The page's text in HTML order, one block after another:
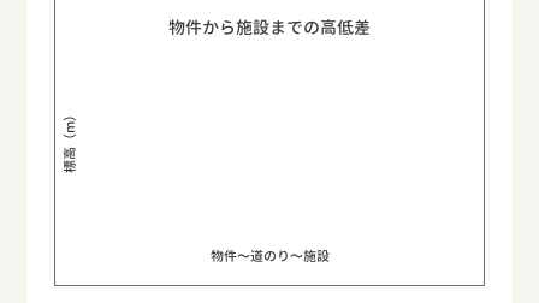
物件から施設までの高低差
標高（m）
物件〜道のり〜施設